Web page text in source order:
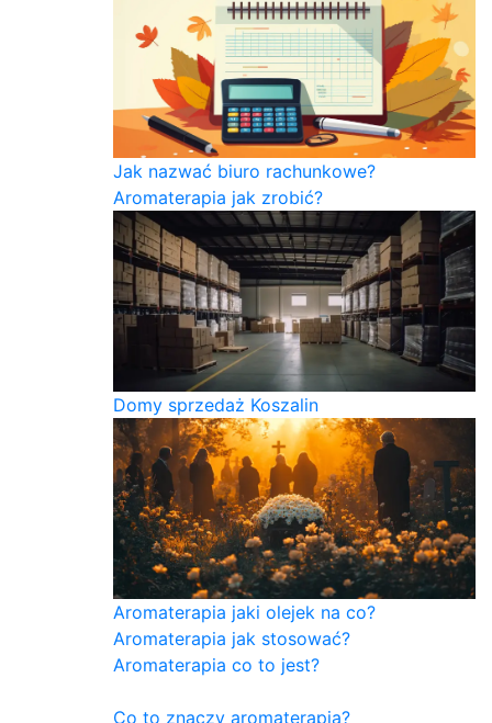
Jak nazwać biuro rachunkowe?
Aromaterapia jak zrobić?
Domy sprzedaż Koszalin
Aromaterapia jaki olejek na co?
Aromaterapia jak stosować?
Aromaterapia co to jest?
Co to znaczy aromaterapia?